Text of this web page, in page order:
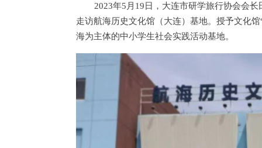
2023年5月19日，大连市研学旅行协会会
走访航海历史文化馆（大连）基地。授予文化
海为主体的中小学生社会实践活动基地。